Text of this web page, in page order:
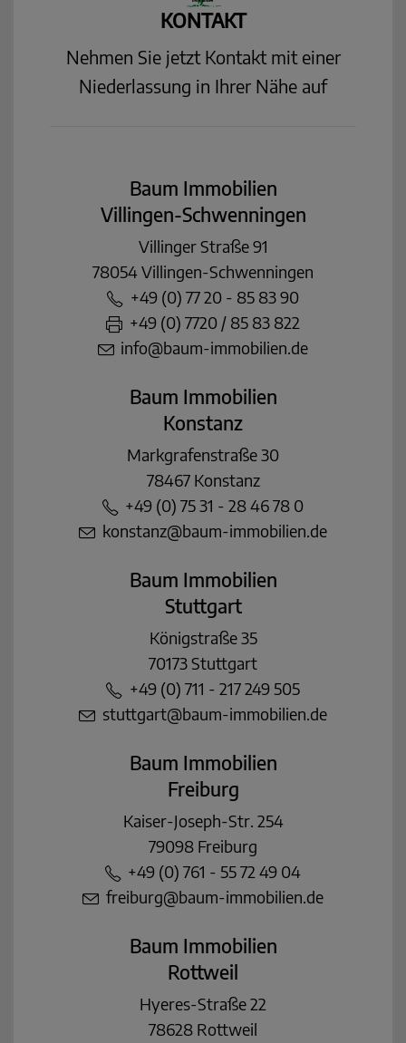
KONTAKT
Nehmen Sie jetzt Kontakt mit einer
Niederlassung in Ihrer Nähe auf
Baum Immobilien
Villingen-Schwenningen
Villinger Straße 91
78054 Villingen-Schwenningen
+49 (0) 77 20 - 85 83 90
+49 (0) 7720 / 85 83 822
info@baum-immobilien.de
Baum Immobilien
Konstanz
Markgrafenstraße 30
78467 Konstanz
+49 (0) 75 31 - 28 46 78 0
konstanz@baum-immobilien.de
Baum Immobilien
Stuttgart
Königstraße 35
70173 Stuttgart
+49 (0) 711 - 217 249 505
stuttgart@baum-immobilien.de
Baum Immobilien
Freiburg
Kaiser-Joseph-Str. 254
79098 Freiburg
+49 (0) 761 - 55 72 49 04
freiburg@baum-immobilien.de
Baum Immobilien
Rottweil
Hyeres-Straße 22
78628 Rottweil